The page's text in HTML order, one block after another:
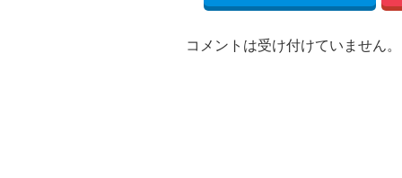
コメントは受け付けていません。